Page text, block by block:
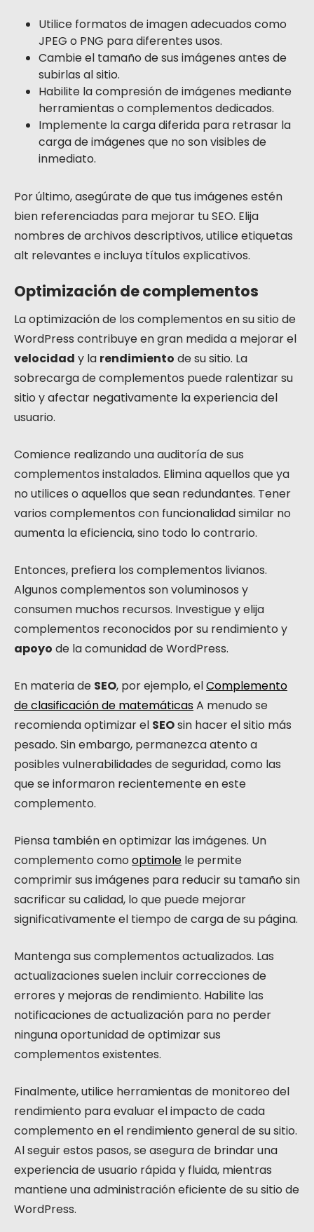
Utilice formatos de imagen adecuados como
JPEG o PNG para diferentes usos.
Cambie el tamaño de sus imágenes antes de
subirlas al sitio.
Habilite la compresión de imágenes mediante
herramientas o complementos dedicados.
Implemente la carga diferida para retrasar la
carga de imágenes que no son visibles de
inmediato.
Por último, asegúrate de que tus imágenes estén
bien referenciadas para mejorar tu SEO. Elija
nombres de archivos descriptivos, utilice etiquetas
alt relevantes e incluya títulos explicativos.
Optimización de complementos
La optimización de los complementos en su sitio de
WordPress contribuye en gran medida a mejorar el
velocidad y la rendimiento de su sitio. La
sobrecarga de complementos puede ralentizar su
sitio y afectar negativamente la experiencia del
usuario.
Comience realizando una auditoría de sus
complementos instalados. Elimina aquellos que ya
no utilices o aquellos que sean redundantes. Tener
varios complementos con funcionalidad similar no
aumenta la eficiencia, sino todo lo contrario.
Entonces, prefiera los complementos livianos.
Algunos complementos son voluminosos y
consumen muchos recursos. Investigue y elija
complementos reconocidos por su rendimiento y
apoyo de la comunidad de WordPress.
En materia de SEO, por ejemplo, elComplemento
de clasificación de matemáticasA menudo se
recomienda optimizar el SEOsin hacer el sitio más
pesado. Sin embargo, permanezca atento a
posibles vulnerabilidades de seguridad, como las
que se informaron recientemente en este
complemento.
Piensa también en optimizar las imágenes. Un
complemento como optimole le permite
comprimir sus imágenes para reducir su tamaño sin
sacrificar su calidad, lo que puede mejorar
significativamente el tiempo de carga de su página.
Mantenga sus complementos actualizados. Las
actualizaciones suelen incluir correcciones de
errores y mejoras de rendimiento. Habilite las
notificaciones de actualización para no perder
ninguna oportunidad de optimizar sus
complementos existentes.
Finalmente, utilice herramientas de monitoreo del
rendimiento para evaluar el impacto de cada
complemento en el rendimiento general de su sitio.
Al seguir estos pasos, se asegura de brindar una
experiencia de usuario rápida y fluida, mientras
mantiene una administración eficiente de su sitio de
WordPress.